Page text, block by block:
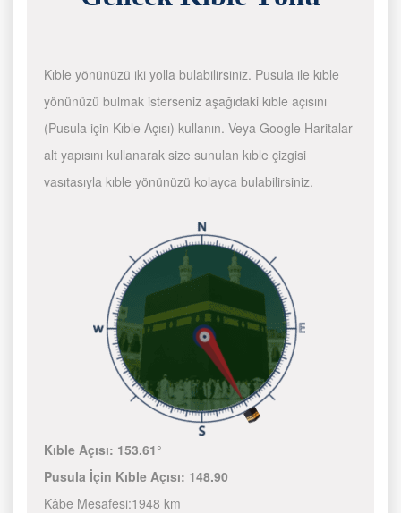
Kıble yönünüzü iki yolla bulabilirsiniz. Pusula ile kıble
yönünüzü bulmak isterseniz aşağıdaki kıble açısını
(Pusula için Kıble Açısı) kullanın. Veya Google Haritalar
alt yapısını kullanarak size sunulan kıble çizgisi
vasıtasıyla kıble yönünüzü kolayca bulabilirsiniz.
Kıble Açısı: 153.61°
Pusula İçin Kıble Açısı: 148.90
Kâbe Mesafesi:1948 km